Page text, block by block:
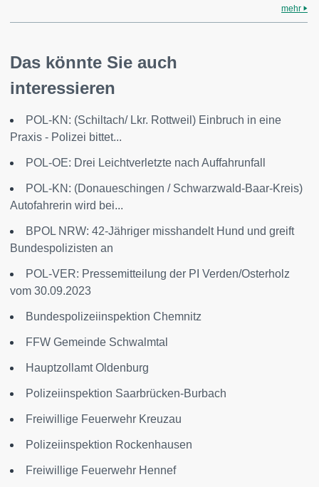
mehr
Das könnte Sie auch
interessieren
POL-KN: (Schiltach/ Lkr. Rottweil) Einbruch in eine
Praxis - Polizei bittet...
POL-OE: Drei Leichtverletzte nach Auffahrunfall
POL-KN: (Donaueschingen / Schwarzwald-Baar-Kreis)
Autofahrerin wird bei...
BPOL NRW: 42-Jähriger misshandelt Hund und greift
Bundespolizisten an
POL-VER: Pressemitteilung der PI Verden/Osterholz
vom 30.09.2023
Bundespolizeiinspektion Chemnitz
FFW Gemeinde Schwalmtal
Hauptzollamt Oldenburg
Polizeiinspektion Saarbrücken-Burbach
Freiwillige Feuerwehr Kreuzau
Polizeiinspektion Rockenhausen
Freiwillige Feuerwehr Hennef